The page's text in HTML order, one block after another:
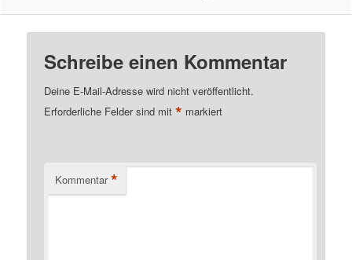
Schreibe einen Kommentar
Deine E-Mail-Adresse wird nicht veröffentlicht.
Erforderliche Felder sind mit* markiert
Kommentar *